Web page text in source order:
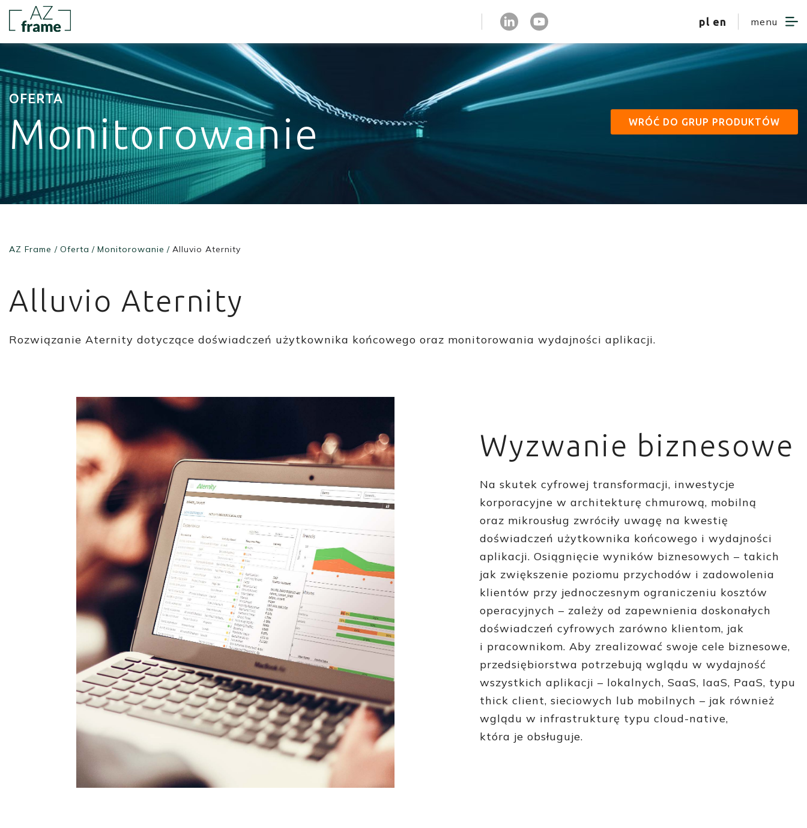
pl en menu
OFERTA
Monitorowanie WRÓĆ DO GRUP PRODUKTÓW
AZ Frame / Oferta / Monitorowanie / Alluvio Aternity
Alluvio Aternity
Rozwiązanie Aternity dotyczące doświadczeń użytkownika końcowego oraz monitorowania wydajności aplikacji.
Wyzwanie biznesowe
Na skutek cyfrowej transformacji, inwestycje
korporacyjne w architekturę chmurową, mobilną
oraz mikrousług zwróciły uwagę na kwestię
doświadczeń użytkownika końcowego i wydajności
aplikacji. Osiągnięcie wyników biznesowych – takich
jak zwiększenie poziomu przychodów i zadowolenia
klientów przy jednoczesnym ograniczeniu kosztów
operacyjnych – zależy od zapewnienia doskonałych
doświadczeń cyfrowych zarówno klientom, jak
i pracownikom. Aby zrealizować swoje cele biznesowe,
przedsiębiorstwa potrzebują wglądu w wydajność
wszystkich aplikacji – lokalnych, SaaS, IaaS, PaaS, typu
thick client, sieciowych lub mobilnych – jak również
wglądu w infrastrukturę typu cloud-native,
która je obsługuje.